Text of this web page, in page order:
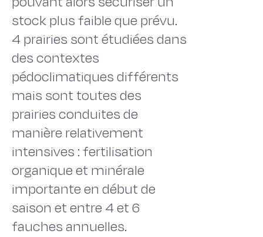
stock plus faible que prévu.
4 prairies sont étudiées dans
des contextes
pédoclimatiques différents
mais sont toutes des
prairies conduites de
manière relativement
intensives : fertilisation
organique et minérale
importante en début de
saison et entre 4 et 6
fauches annuelles.